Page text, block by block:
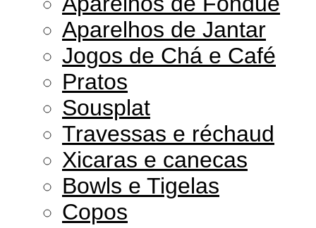
Aparelhos de Jantar
Jogos de Chá e Café
Pratos
Sousplat
Travessas e réchaud
Xicaras e canecas
Bowls e Tigelas
Copos